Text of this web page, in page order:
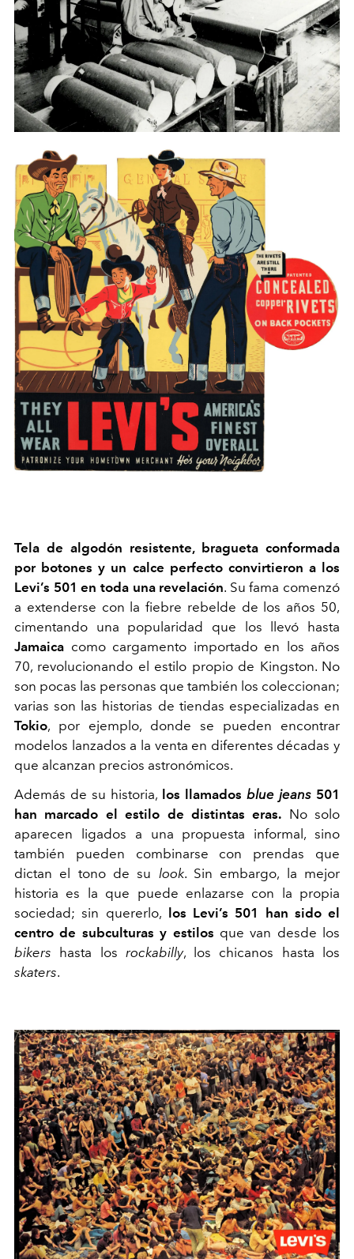
Tela de algodón resistente, bragueta conformada
por botones y un calce perfecto convirtieron a los
Levi’s 501 en toda una revelación. Su fama comenzó
a extenderse con la fiebre rebelde de los años 50,
cimentando una popularidad que los llevó hasta
Jamaica como cargamento importado en los años
70, revolucionando el estilo propio de Kingston. No
son pocas las personas que también los coleccionan;
varias son las historias de tiendas especializadas en
Tokio, por ejemplo, donde se pueden encontrar
modelos lanzados a la venta en diferentes décadas y
que alcanzan precios astronómicos.
Además de su historia, los llamados blue jeans 501
han marcado el estilo de distintas eras. No solo
aparecen ligados a una propuesta informal, sino
también pueden combinarse con prendas que
dictan el tono de su look. Sin embargo, la mejor
historia es la que puede enlazarse con la propia
sociedad; sin quererlo, los Levi’s 501 han sido el
centro de subculturas y estilos que van desde los
bikers hasta los rockabilly, los chicanos hasta los
skaters.